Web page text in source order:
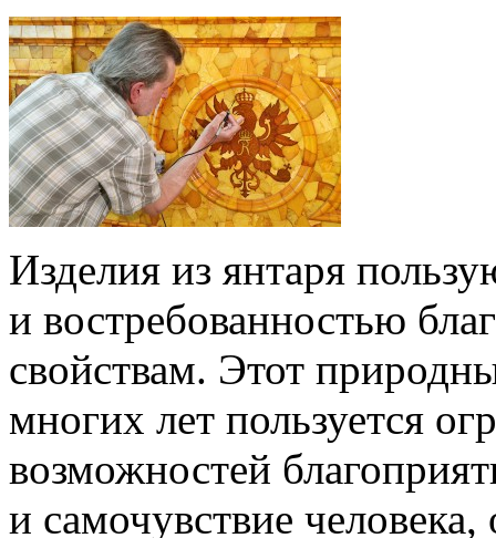
Изделия из янтаря
и востребованностью
свойствам. Этот
многих лет пользуется
возможностей
и самочувствие